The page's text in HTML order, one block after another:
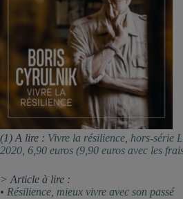
(1) A lire : Vivre la résilience, hors-série
2020, 6,90 euros (9,90 euros avec les
> Article à lire :
• Résilience, mieux vivre avec son passé